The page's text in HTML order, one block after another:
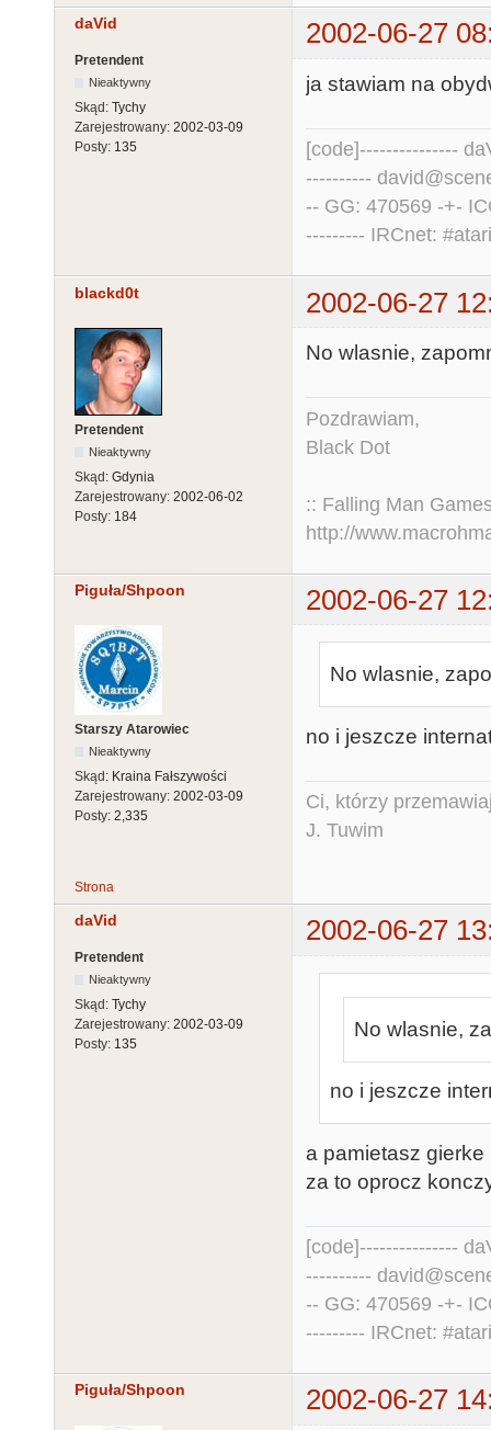
daVid 2002-06-27
Pretendent
Nieaktywny
Skąd: Tychy
Zarejestrowany: 2002-03-09
Posty: 135
ja stawiam na
[code]---------------
----------
-- GG: 470569 -+-
--------- IRCnet:
blackd0t 2002-06-27
Pretendent
Nieaktywny
Skąd: Gdynia
Zarejestrowany: 2002-06-02
Posty: 184
No wlasnie,
Pozdrawiam,
Black Dot
:: Falling Man
http://
Piguła/Shpoon 2002-06-27
Starszy Atarowiec
Nieaktywny
Skąd: Kraina Fałszywości
Zarejestrowany: 2002-03-09
Posty: 2,335
No wlasnie,
no i jeszcze
Ci, którzy
J. Tuwim
Strona
daVid 2002-06-27
Pretendent
Nieaktywny
Skąd: Tychy
Zarejestrowany: 2002-03-09
Posty: 135
No wlasnie,
no i jeszcze
a pamietasz
za to oprocz
[code]---------------
----------
-- GG: 470569 -+-
--------- IRCnet:
Piguła/Shpoon 2002-06-27